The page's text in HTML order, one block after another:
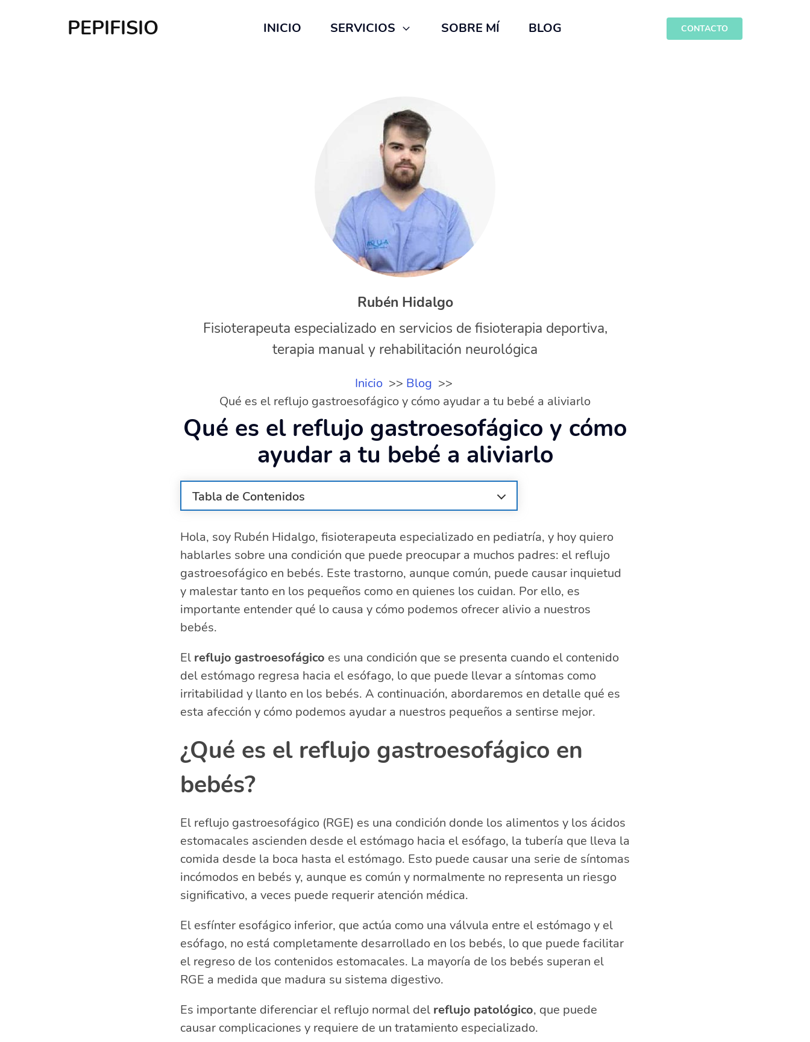
PEPIFISIO INICIO SERVICIOS SOBRE MÍ BLOG CONTACTO
Rubén Hidalgo
Fisioterapeuta especializado en servicios de fisioterapia deportiva,
terapia manual y rehabilitación neurológica
Inicio
Blog
Qué es el reflujo gastroesofágico y cómo ayudar a tu bebé a aliviarlo
Qué es el reflujo gastroesofágico y cómo
ayudar a tu bebé a aliviarlo
Tabla de Contenidos
¿Cuáles son los síntomas del reflujo en bebés?
Diagnóstico del reflujo gastroesofágico en bebés
Tratamientos efectivos para el reflujo en bebés
Cambios en la alimentación para aliviar el reflujo
Consejos para mantener al bebé cómodo
¿Cuándo debes consultar al pediatra?
¿Qué hacer para aliviar el reflujo en bebés?
¿Cómo le puedo quitar el reflujo a mi bebé?
¿Qué se puede dar al bebé para el reflujo?
¿Qué hacer cuando el bebé se ahoga con el reflujo?
Hola, soy Rubén Hidalgo, fisioterapeuta especializado en pediatría, y hoy quiero
hablarles sobre una condición que puede preocupar a muchos padres: el reflujo
gastroesofágico en bebés. Este trastorno, aunque común, puede causar inquietud
y malestar tanto en los pequeños como en quienes los cuidan. Por ello, es
importante entender qué lo causa y cómo podemos ofrecer alivio a nuestros
bebés.
El reflujo gastroesofágico es una condición que se presenta cuando el contenido
del estómago regresa hacia el esófago, lo que puede llevar a síntomas como
irritabilidad y llanto en los bebés. A continuación, abordaremos en detalle qué es
esta afección y cómo podemos ayudar a nuestros pequeños a sentirse mejor.
¿Qué es el reflujo gastroesofágico en
bebés?
El reflujo gastroesofágico (RGE) es una condición donde los alimentos y los ácidos
estomacales ascienden desde el estómago hacia el esófago, la tubería que lleva la
comida desde la boca hasta el estómago. Esto puede causar una serie de síntomas
incómodos en bebés y, aunque es común y normalmente no representa un riesgo
significativo, a veces puede requerir atención médica.
El esfínter esofágico inferior, que actúa como una válvula entre el estómago y el
esófago, no está completamente desarrollado en los bebés, lo que puede facilitar
el regreso de los contenidos estomacales. La mayoría de los bebés superan el
RGE a medida que madura su sistema digestivo.
Es importante diferenciar el reflujo normal del reflujo patológico, que puede
causar complicaciones y requiere de un tratamiento especializado.